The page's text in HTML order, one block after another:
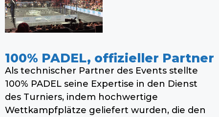
100% PADEL, offizieller Partner
Als technischer Partner des Events stellte
100% PADEL seine Expertise in den Dienst
des Turniers, indem hochwertige
Wettkampfplätze geliefert wurden, die den